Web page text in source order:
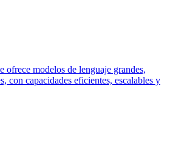
ofrece modelos de lenguaje grandes,
con capacidades eficientes, escalables y